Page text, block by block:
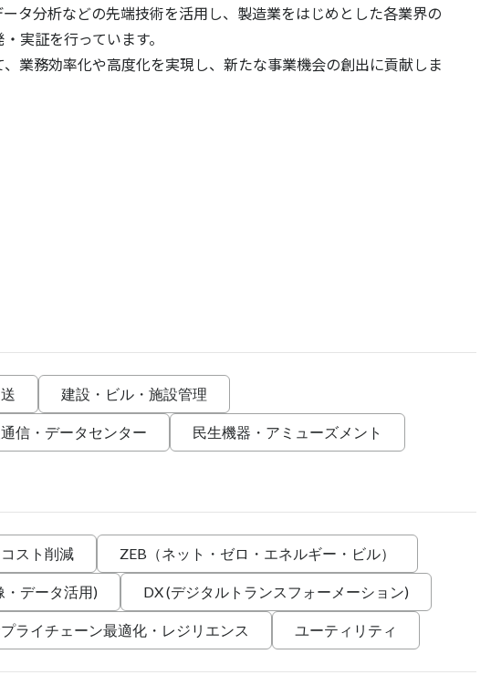
タ分析などの先端技術を活用し、製造業をはじめとした各業界の
実証を行っています。
業務効率化や高度化を実現し、新たな事業機会の創出に貢献しま
建設・ビル・施設管理
信・データセンター 民生機器・アミューズメント
スト削減 ZEB（ネット・ゼロ・エネルギー・ビル）
・データ活用) DX (デジタルトランスフォーメーション)
ライチェーン最適化・レジリエンス ユーティリティ